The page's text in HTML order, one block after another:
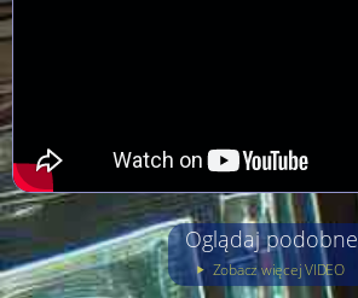
Oglądaj podobne
Zobacz więcej VIDEO